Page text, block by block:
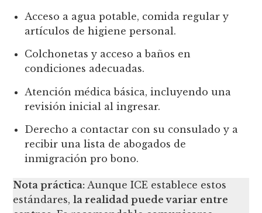
Acceso a agua potable, comida regular y
artículos de higiene personal.
Colchonetas y acceso a baños en
condiciones adecuadas.
Atención médica básica, incluyendo una
revisión inicial al ingresar.
Derecho a contactar con su consulado y a
recibir una lista de abogados de
inmigración pro bono.
Nota práctica: Aunque ICE establece estos
estándares,la realidad puede variar entre